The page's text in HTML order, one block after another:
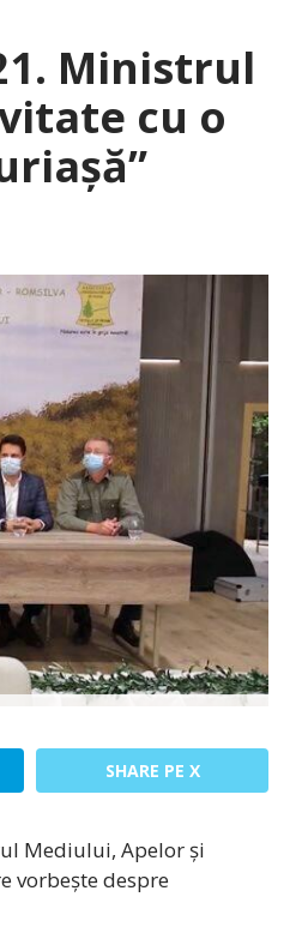
Ministrul
cu o
SHARE PE X
Mediului, Apelor și
vorbește despre